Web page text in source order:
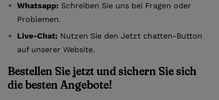
Whatsapp: Schreiben Sie uns bei Fragen oder
Problemen.
Live-Chat: Nutzen Sie den Jetzt chatten-Button
auf unserer Website.
Bestellen Sie jetzt und sichern Sie sich
die besten Angebote!